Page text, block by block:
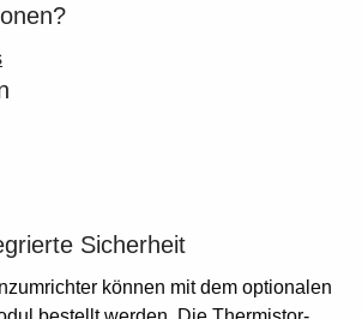
Sicherheit
können mit dem optionalen